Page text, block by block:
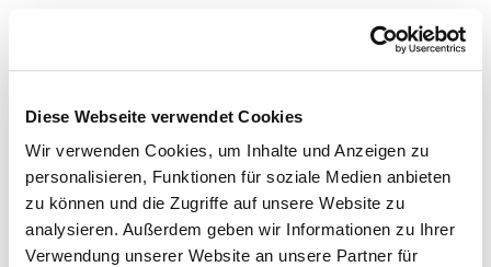
Diese Webseite verwendet Cookies
Wir verwenden Cookies, um Inhalte und Anzeigen zu
personalisieren, Funktionen für soziale Medien anbieten
zu können und die Zugriffe auf unsere Website zu
analysieren. Außerdem geben wir Informationen zu Ihrer
Verwendung unserer Website an unsere Partner für